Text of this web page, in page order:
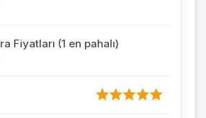
Fiyatları (1 en pahalı)